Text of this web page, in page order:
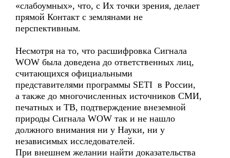
«слабоумных», что, с Их точки зрения, делает
прямой Контакт с землянами не
перспективным.
Несмотря на то, что расшифровка Сигнала
WOW была доведена до ответственных лиц,
считающихся официальными
представителями программы SETI в России,
а также до многочисленных источников СМИ,
печатных и ТВ, подтверждение внеземной
природы Сигнала WOW так и не нашло
должного внимания ни у Науки, ни у
независимых исследователей.
При внешнем желании найти доказательства